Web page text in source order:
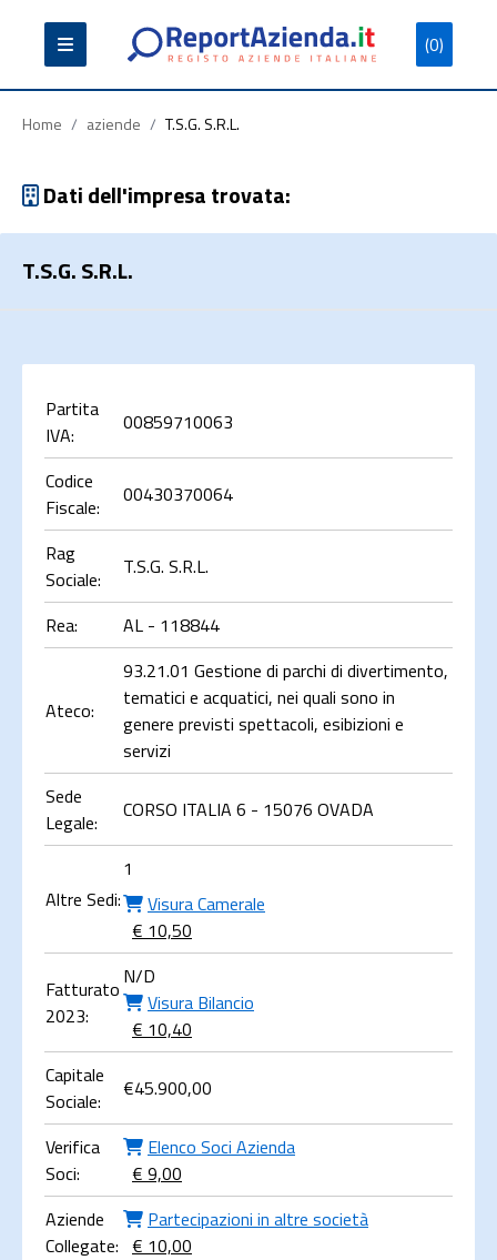
(0)
Partita
Iva
Codice
Fiscale
Ragione
Sociale
Cerca
Home / aziende / T.S.G. S.R.L.
Dati dell'impresa trovata:
T.S.G. S.R.L.
Partita
IVA:
00859710063
Codice
Fiscale:
00430370064
Rag
Sociale:
T.S.G. S.R.L.
Rea: AL - 118844
Ateco:
93.21.01 Gestione di parchi di divertimento,
tematici e acquatici, nei quali sono in
genere previsti spettacoli, esibizioni e
servizi
Sede
Legale:
CORSO ITALIA 6 - 15076 OVADA
Altre Sedi:
1
Visura Camerale
€ 10,50
Fatturato
2023:
N/D
Visura Bilancio
€ 10,40
Capitale
Sociale:
€45.900,00
Verifica
Soci:
Elenco Soci Azienda
€ 9,00
Aziende
Collegate:
Partecipazioni in altre società
€ 10,00